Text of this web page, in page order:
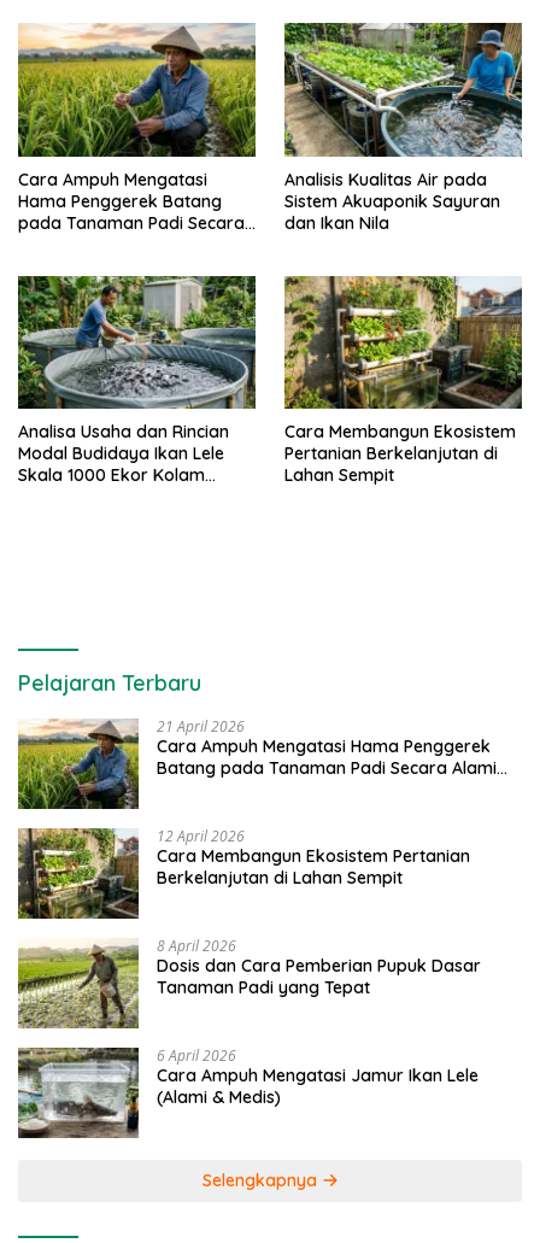
Cara Ampuh Mengatasi
Hama Penggerek Batang
pada Tanaman Padi Secara
Analisis Kualitas Air pada
Sistem Akuaponik Sayuran
dan Ikan Nila
Analisa Usaha dan Rincian
Modal Budidaya Ikan Lele
Skala 1000 Ekor Kolam
Cara Membangun Ekosistem
Pertanian Berkelanjutan di
Lahan Sempit
Pelajaran Terbaru
21 April 2026
Cara Ampuh Mengatasi Hama Penggerek
Batang pada Tanaman Padi Secara Alami
12 April 2026
Cara Membangun Ekosistem Pertanian
Berkelanjutan di Lahan Sempit
8 April 2026
Dosis dan Cara Pemberian Pupuk Dasar
Tanaman Padi yang Tepat
6 April 2026
Cara Ampuh Mengatasi Jamur Ikan Lele
(Alami & Medis)
Selengkapnya